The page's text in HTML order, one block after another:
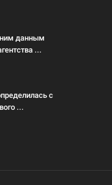
данным
...
с
...